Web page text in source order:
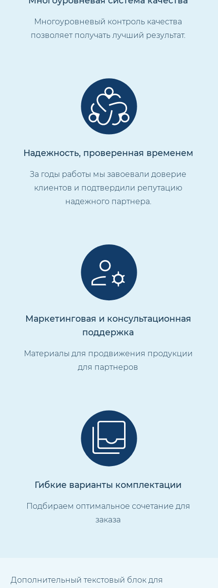
Многоуровневый контроль качества
позволяет получать лучший результат.
Надежность, проверенная временем
За годы работы мы завоевали доверие
клиентов и подтвердили репутацию
надежного партнера.
Маркетинговая и консультационная
поддержка
Материалы для продвижения продукции
для партнеров
Гибкие варианты комплектации
Подбираем оптимальное сочетание для
заказа
Дополнительный текстовый блок для